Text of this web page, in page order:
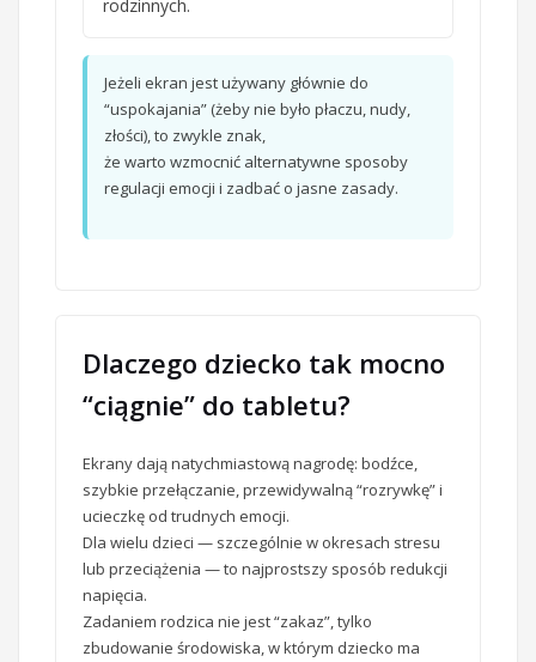
rodzinnych.
Jeżeli ekran jest używany głównie do
“uspokajania” (żeby nie było płaczu, nudy,
złości), to zwykle znak,
że warto wzmocnić alternatywne sposoby
regulacji emocji i zadbać o jasne zasady.
Dlaczego dziecko tak mocno
“ciągnie” do tabletu?
Ekrany dają natychmiastową nagrodę: bodźce,
szybkie przełączanie, przewidywalną “rozrywkę” i
ucieczkę od trudnych emocji.
Dla wielu dzieci — szczególnie w okresach stresu
lub przeciążenia — to najprostszy sposób redukcji
napięcia.
Zadaniem rodzica nie jest “zakaz”, tylko
zbudowanie środowiska, w którym dziecko ma